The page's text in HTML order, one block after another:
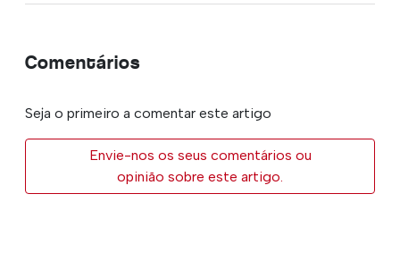
Comentários
Seja o primeiro a comentar este artigo
Envie-nos os seus comentários ou
opinião sobre este artigo.